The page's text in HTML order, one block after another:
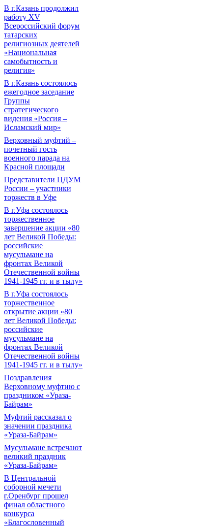
В г.Казань продолжил
работу XV
Всероссийский форум
татарских
религиозных деятелей
«Национальная
самобытность и
религия»
В г.Казань состоялось
ежегодное заседание
Группы
стратегического
видения «Россия –
Исламский мир»
Верховный муфтий –
почетный гость
военного парада на
Красной площади
Представители ЦДУМ
России – участники
торжеств в Уфе
В г.Уфа состоялось
торжественное
завершение акции «80
лет Великой Победы:
российские
мусульмане на
фронтах Великой
Отечественной войны
1941-1945 гг. и в тылу»
В г.Уфа состоялось
торжественное
открытие акции «80
лет Великой Победы:
российские
мусульмане на
фронтах Великой
Отечественной войны
1941-1945 гг. и в тылу»
Поздравления
Верховному муфтию с
праздником «Ураза-
Байрам»
Муфтий рассказал о
значении праздника
«Ураза-Байрам»
Мусульмане встречают
великий праздник
«Ураза-Байрам»
В Центральной
соборной мечети
г.Оренбург прошел
финал областного
конкурса
«Благословенный